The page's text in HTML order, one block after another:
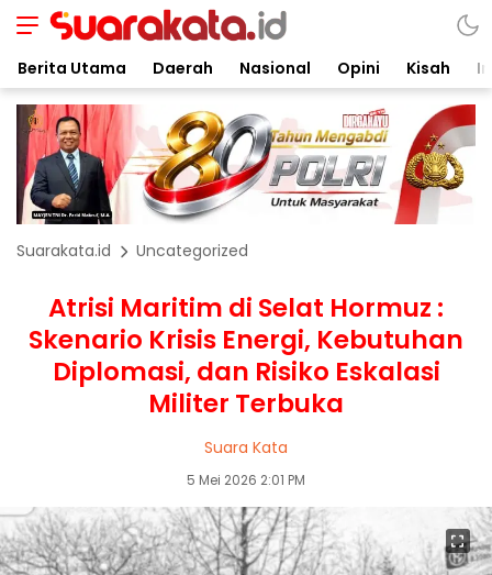
Berita Utama Daerah Nasional Opini Kisah
Suarakata.id Uncategorized
Atrisi Maritim di Selat Hormuz :
Skenario Krisis Energi, Kebutuhan
Diplomasi, dan Risiko Eskalasi
Militer Terbuka
Suara Kata
5 Mei 2026 2:01 PM